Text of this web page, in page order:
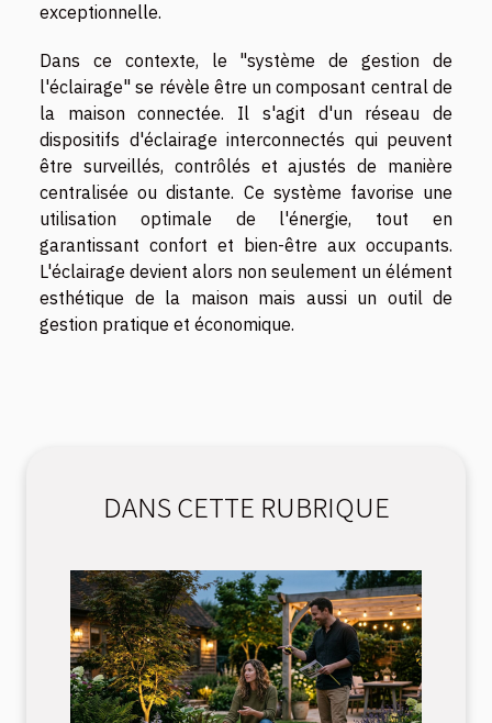
exceptionnelle.
Dans ce contexte, le "système de gestion de
l'éclairage" se révèle être un composant central de
la maison connectée. Il s'agit d'un réseau de
dispositifs d'éclairage interconnectés qui peuvent
être surveillés, contrôlés et ajustés de manière
centralisée ou distante. Ce système favorise une
utilisation optimale de l'énergie, tout en
garantissant confort et bien-être aux occupants.
L'éclairage devient alors non seulement un élément
esthétique de la maison mais aussi un outil de
gestion pratique et économique.
DANS CETTE RUBRIQUE